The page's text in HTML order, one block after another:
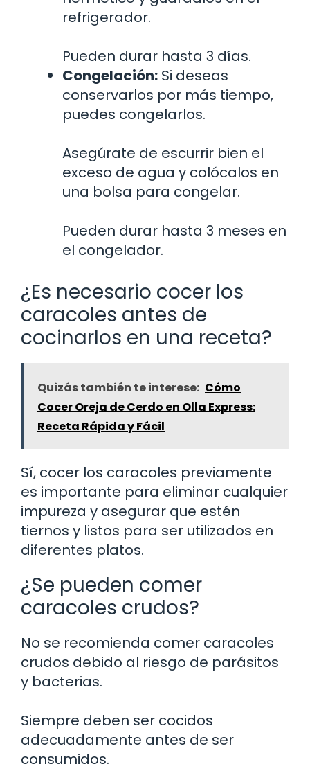
refrigerador.
Pueden durar hasta 3 días.
Congelación: Si deseas
conservarlos por más tiempo,
puedes congelarlos.
Asegúrate de escurrir bien el
exceso de agua y colócalos en
una bolsa para congelar.
Pueden durar hasta 3 meses en
el congelador.
¿Es necesario cocer los
caracoles antes de
cocinarlos en una receta?
Quizás también te interese: Cómo
Cocer Oreja de Cerdo en Olla Express:
Receta Rápida y Fácil
Sí, cocer los caracoles previamente
es importante para eliminar cualquier
impureza y asegurar que estén
tiernos y listos para ser utilizados en
diferentes platos.
¿Se pueden comer
caracoles crudos?
No se recomienda comer caracoles
crudos debido al riesgo de parásitos
y bacterias.
Siempre deben ser cocidos
adecuadamente antes de ser
consumidos.